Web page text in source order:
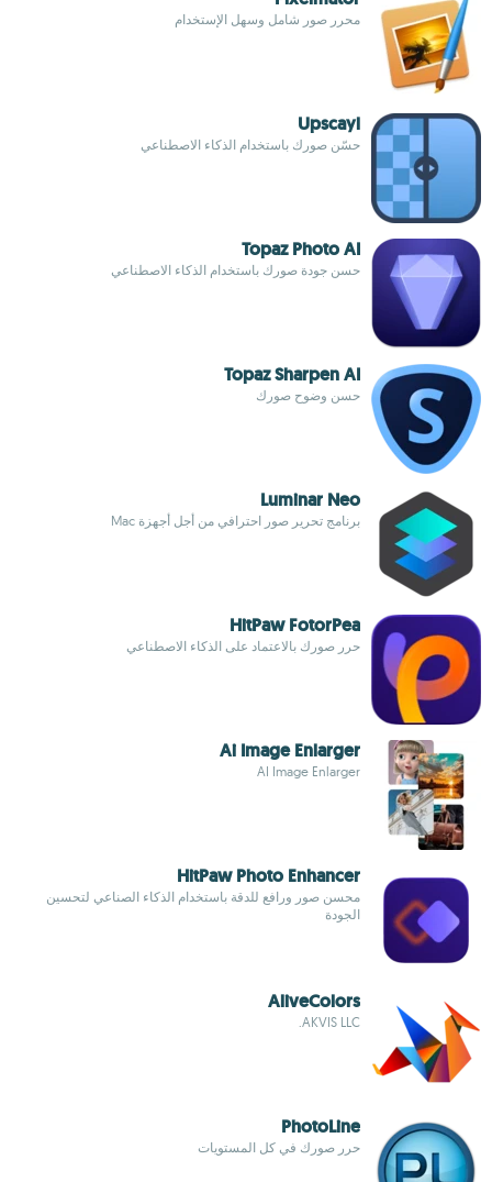
محرر صور شامل وسهل الإستخدام
Upscayl
حسّن صورك باستخدام الذكاء الاصطناعي
Topaz Photo AI
حسن جودة صورك باستخدام الذكاء الاصطناعي
Topaz Sharpen AI
حسن وضوح صورك
Luminar Neo
برنامج تحرير صور احترافي من أجل أجهزة Mac
HitPaw FotorPea
حرر صورك بالاعتماد على الذكاء الاصطناعي
Ai Image Enlarger
AI Image Enlarger
HitPaw Photo Enhancer
محسن صور ورافع للدقة باستخدام الذكاء الصناعي لتحسين
الجودة
AliveColors
AKVIS LLC.
PhotoLine
حرر صورك في كل المستويات